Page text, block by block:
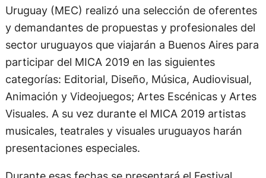
Uruguay (MEC) realizó una selección de oferentes
y demandantes de propuestas y profesionales del
sector uruguayos que viajarán a Buenos Aires para
participar del MICA 2019 en las siguientes
categorías: Editorial, Diseño, Música, Audiovisual,
Animación y Videojuegos; Artes Escénicas y Artes
Visuales. A su vez durante el MICA 2019 artistas
musicales, teatrales y visuales uruguayos harán
presentaciones especiales.